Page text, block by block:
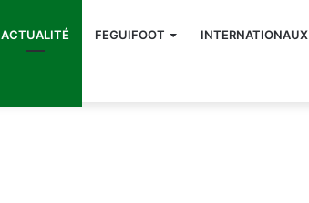
latérale)
ACTUALITÉ FEGUIFOOT INTERNATIONAUX